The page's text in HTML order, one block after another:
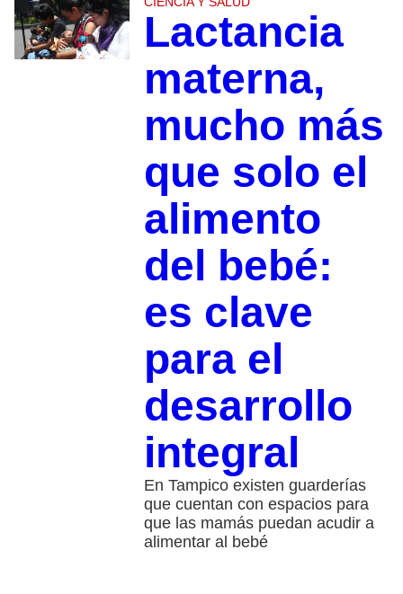
Lactancia
materna,
mucho más
que solo el
alimento
del bebé:
es clave
para el
desarrollo
integral
En Tampico existen guarderías
que cuentan con espacios para
que las mamás puedan acudir a
alimentar al bebé